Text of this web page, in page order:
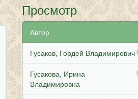
Просмотр
Автор
Гусаков, Гордей Владимирович
Гусакова, Ирина
Владимировна